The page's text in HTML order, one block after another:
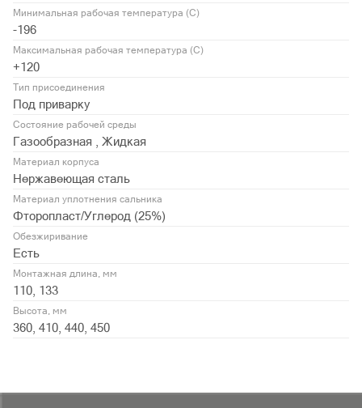
Минимальная рабочая температура (С)
-196
Максимальная рабочая температура (С)
+120
Тип присоединения
Под приварку
Состояние рабочей среды
Газообразная , Жидкая
Материал корпуса
Нержавеющая сталь
Материал уплотнения сальника
Фторопласт/Углерод (25%)
Обезжиривание
Есть
Монтажная длина, мм
110, 133
Высота, мм
360, 410, 440, 450